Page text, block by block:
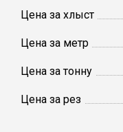
Цена за хлыст
Цена за метр
Цена за тонну
Цена за рез